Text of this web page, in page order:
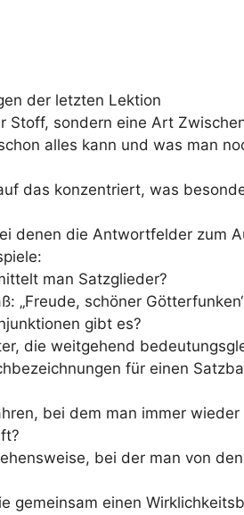
der letzten Lektion
Stoff, sondern eine Art
alles kann und was man
das konzentriert, was
denen die Antwortfelder zum
man Satzglieder?
„Freude, schöner
gibt es?
die weitgehend
für einen
bei dem man immer wieder
bei der man von
gemeinsam einen